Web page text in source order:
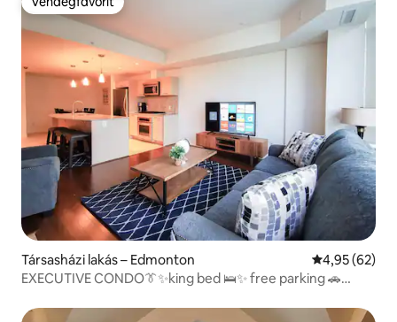
Vendégfavorit
Társasházi lakás – Edmonton Átlagos
4,95 (62)
EXECUTIVE CONDO👔✨king bed 🛌✨ free parking 🚗